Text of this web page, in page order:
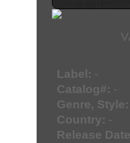
Label: -
Catalog#: -
Genre, Style:
Country: -
Release